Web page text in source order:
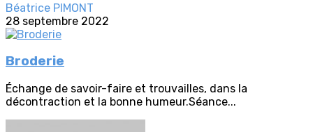
Béatrice PIMONT
28 septembre 2022
Broderie
Échange de savoir-faire et trouvailles, dans la
décontraction et la bonne humeur.Séance...